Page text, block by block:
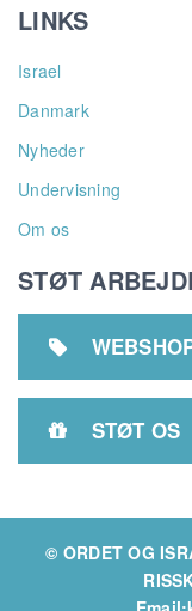
LINKS
Israel
Danmark
Nyheder
Undervisning
Om os
STØT

 STØT OS
© ORDET OG